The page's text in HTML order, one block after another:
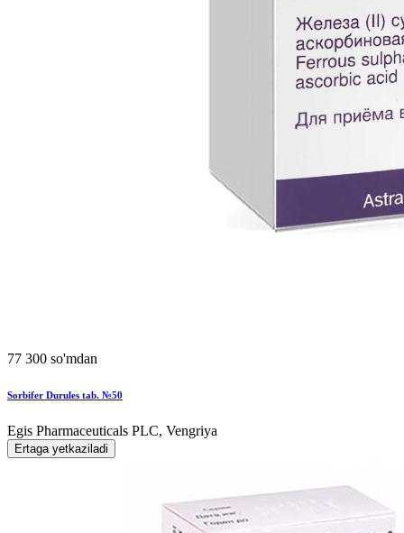
77 300 so'mdan
Sorbifer Durules tab. №50
Egis Pharmaceuticals PLC, Vengriya
Ertaga yetkaziladi